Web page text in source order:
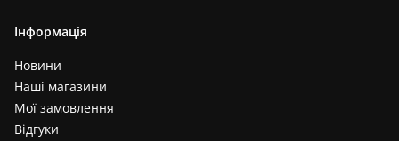
Інформація
Новини
Наші магазини
Мої замовлення
Відгуки